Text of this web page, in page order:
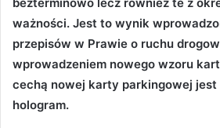
ważności. Jest to wynik
przepisów w Prawie o ruchu
wprowadzeniem nowego wzoru
cechą nowej karty parkingowej jest
hologram.